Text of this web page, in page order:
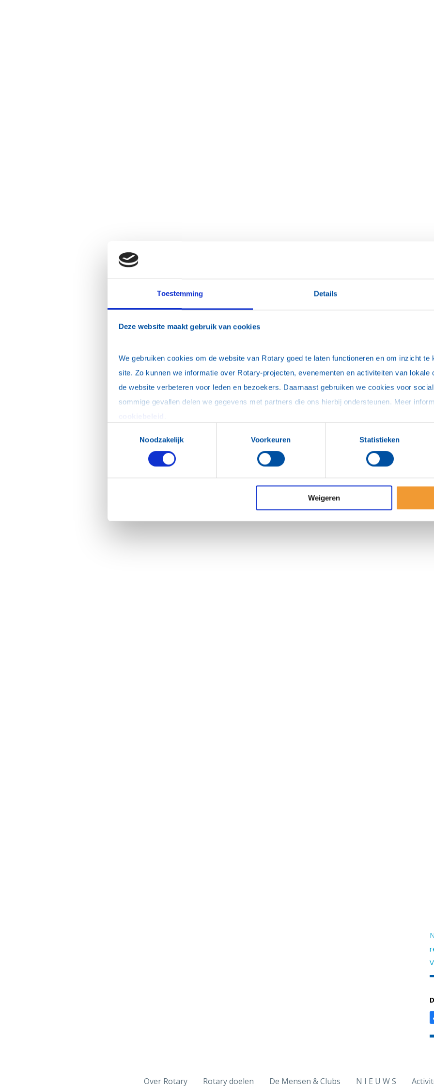
Toestemming Details
Deze website maakt gebruik van cookies
We gebruiken cookies om de website van Rotary goed te laten functioneren en om inzicht te
site. Zo kunnen we informatie over Rotary-projecten, evenementen en activiteiten van lokale
de website verbeteren voor leden en bezoekers. Daarnaast gebruiken we cookies voor
Noodzakelijk
Voorkeuren Statistieken
Weigeren
Over Rotary Rotary doelen De Mensen & Clubs N I E U W S